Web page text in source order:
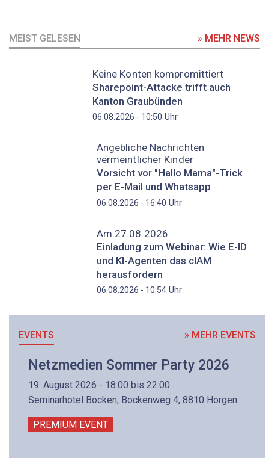
MEIST GELESEN » MEHR NEWS
Keine Konten kompromittiert
Sharepoint-Attacke trifft auch
Kanton Graubünden
06.08.2026 - 10:50 Uhr
Angebliche Nachrichten
vermeintlicher Kinder
Vorsicht vor "Hallo Mama"-Trick
per E-Mail und Whatsapp
06.08.2026 - 16:40 Uhr
Am 27.08.2026
Einladung zum Webinar: Wie E-ID
und KI-Agenten das cIAM
herausfordern
06.08.2026 - 10:54Uhr
EVENTS » MEHR EVENTS
Netzmedien Sommer Party 2026
19. August 2026 - 18:00 bis 22:00
Seminarhotel Bocken, Bockenweg 4, 8810 Horgen
PREMIUM EVENT